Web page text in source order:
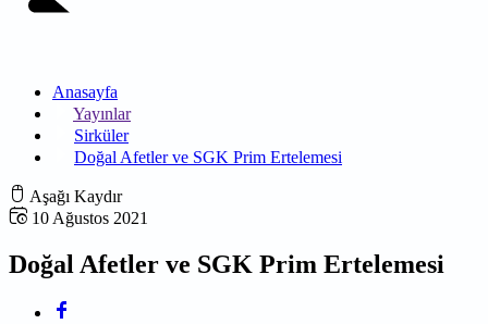
Anasayfa
Yayınlar
Sirküler
Doğal Afetler ve SGK Prim Ertelemesi
Aşağı Kaydır
10 Ağustos 2021
Doğal Afetler ve SGK Prim Ertelemesi